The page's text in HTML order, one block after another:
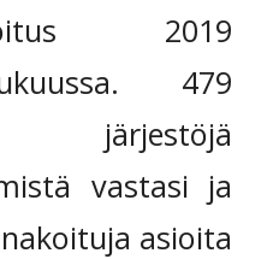
2019
479
järjestöjä
vastasi ja
asioita